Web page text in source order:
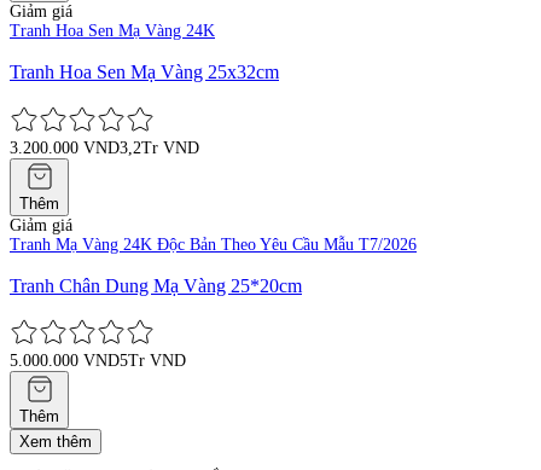
Giảm giá
Tranh Hoa Sen Mạ Vàng 24K
Tranh Hoa Sen Mạ Vàng 25x32cm
3.200.000 VND3,2Tr VND
Thêm
Giảm giá
Tranh Mạ Vàng 24K Độc Bản Theo Yêu Cầu Mẫu T7/2026
Tranh Chân Dung Mạ Vàng 25*20cm
5.000.000 VND5Tr VND
Thêm
Xem thêm